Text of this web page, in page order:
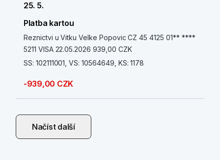
25. 5.
Platba kartou
Reznictvi u Vitku Velke Popovic CZ 45 4125 01** ****
5211 VISA 22.05.2026 939,00 CZK
SS: 102111001, VS: 10564649, KS: 1178
-939,00 CZK
Načíst další